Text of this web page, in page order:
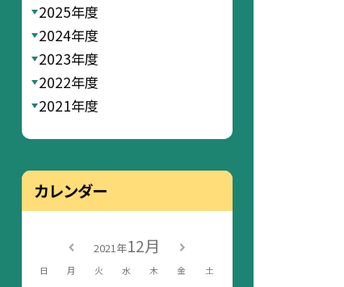
2025年度
2024年度
2023年度
2022年度
2021年度
カレンダー
2021年12月
日 月 火 水 木 金 土